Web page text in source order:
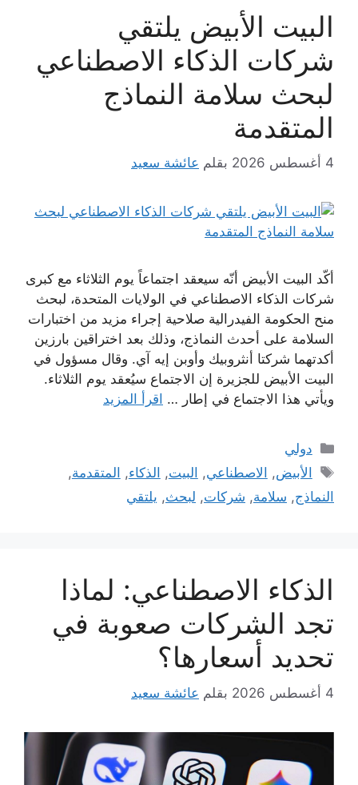
البيت الأبيض يلتقي
شركات الذكاء الاصطناعي
لبحث سلامة النماذج
المتقدمة
4 أغسطس 2026 بقلم عائشة سعيد
أكّد البيت الأبيض أنّه سيعقد اجتماعاً يوم الثلاثاء مع كبرى
شركات الذكاء الاصطناعي في الولايات المتحدة، لبحث
منح الحكومة الفيدرالية صلاحية إجراء مزيد من اختبارات
السلامة على أحدث النماذج، وذلك بعد اختراقين بارزين
أكدتهما شركتا أنثروبيك وأوبن إيه آي. وقال مسؤول في
البيت الأبيض للجزيرة إن الاجتماع سيُعقد يوم الثلاثاء.
ويأتي هذا الاجتماع في إطار … اقرأ المزيد
التصنيفات
دولي
الوسوم
الأبيض, الاصطناعي, البيت, الذكاء, المتقدمة,
النماذج, سلامة, شركات, لبحث, يلتقي
الذكاء الاصطناعي: لماذا
تجد الشركات صعوبة في
تحديد أسعارها؟
4 أغسطس 2026 بقلم عائشة سعيد